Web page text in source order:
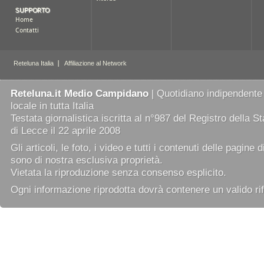
Reteluna.it Medio Campidano | Quotidiano
locale in tutta Italia
Testata giornalistica iscritta al n°987 del Registro della
di Lecce il 22 aprile 2008
Gli articoli, le foto, i video e tutti i contenuti delle pagine
sono di nostra esclusiva proprietà.
Vietata la riproduzione senza consenso esplicito.
Ogni informazione riprodotta dovrà contenere un valido